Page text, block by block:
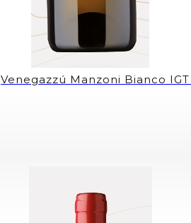
Venegazzú Manzoni Bianco